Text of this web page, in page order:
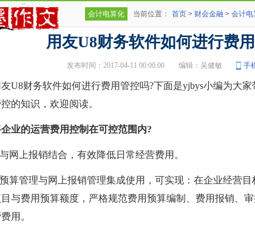
会计电算化 当前位置： 首页 > 财会金融 > 会计电
用友U8财务软件如何进行费
发布时间：2017-04-11 00:00:00 编辑：吴健敏 手
财务软件如何进行费用管控吗?下面是yjbys小编为大家
的知识，欢迎阅读。
的运营费用控制在可控范围内?
上报销结合，有效降低日常经营费用。
管理与网上报销管理集成使用，可实现：在企业经营目
与费用预算额度，严格规范费用预算编制、费用报销、
用。